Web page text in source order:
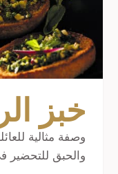
خبز
وصفة مثالية
والحبق للتحضير